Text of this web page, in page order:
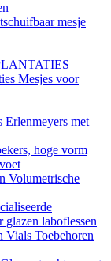
mesje
Mesjes voor
Erlenmeyers met
hoge vorm
Volumetrische
glazen laboflessen
Vials Toebehoren